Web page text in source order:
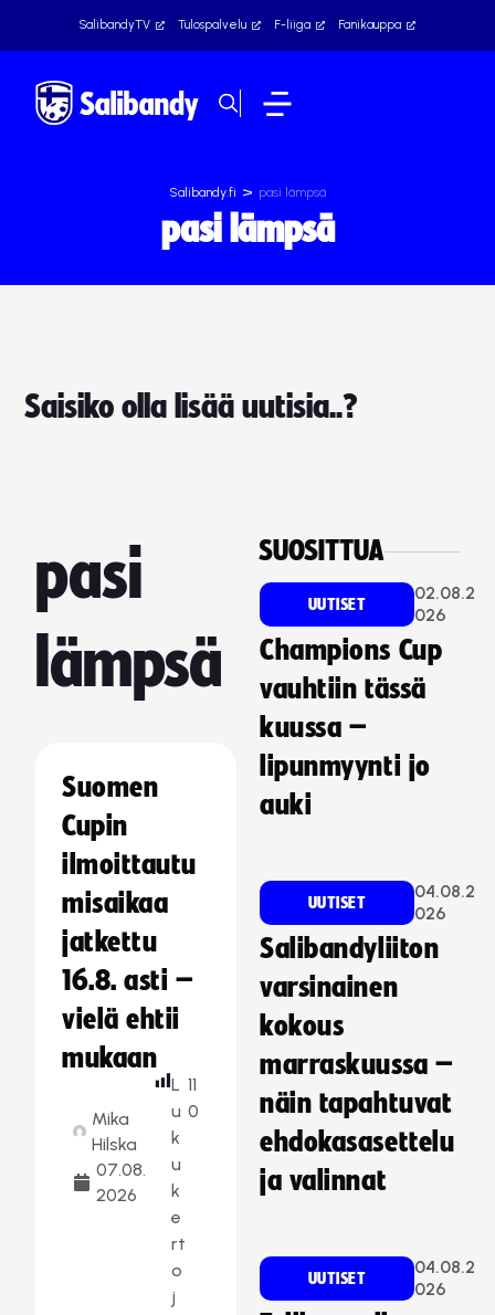
SalibandyTV Tulospalvelu F-liiga Fanikauppa
Salibandy.fi > pasi lämpsä
pasi lämpsä
Saisiko olla lisää uutisia..?
pasi
lämpsä
Suomen
Cupin
ilmoittautu
misaikaa
jatkettu
16.8. asti –
vielä ehtii
mukaan
Mika
Hilska
07.08.
2026
L
u
k
u
k
e
rt
o
j
11
0
SUOSITTUA
UUTISET
02.08.2
026
Champions Cup
vauhtiin tässä
kuussa –
lipunmyynti jo
auki
UUTISET
04.08.2
026
Salibandyliiton
varsinainen
kokous
marraskuussa –
näin tapahtuvat
ehdokasasettelu
ja valinnat
UUTISET
04.08.2
026